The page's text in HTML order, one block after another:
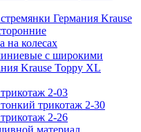
Германия Krause
на колесах
c широкими
Krause Toppy XL
2-03
трикотаж 2-30
2-26
материал